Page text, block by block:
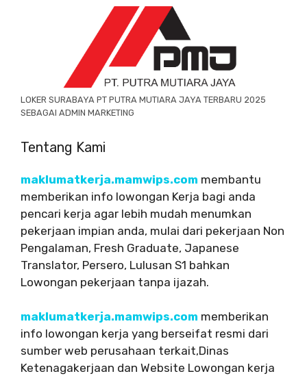
LOKER SURABAYA PT PUTRA MUTIARA JAYA TERBARU 2025
SEBAGAI ADMIN MARKETING
Tentang Kami
maklumatkerja.mamwips.com membantu
memberikan info lowongan Kerja bagi anda
pencari kerja agar lebih mudah menumkan
pekerjaan impian anda, mulai dari pekerjaan Non
Pengalaman, Fresh Graduate, Japanese
Translator, Persero, Lulusan S1 bahkan
Lowongan pekerjaan tanpa ijazah.
maklumatkerja.mamwips.com memberikan
info lowongan kerja yang berseifat resmi dari
sumber web perusahaan terkait,Dinas
Ketenagakerjaan dan Website Lowongan kerja